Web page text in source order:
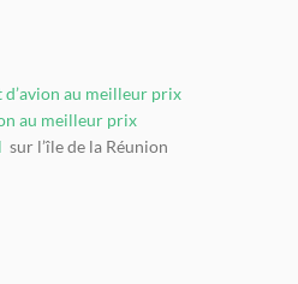
au meilleur prix
au meilleur prix
sur l’île de la Réunion